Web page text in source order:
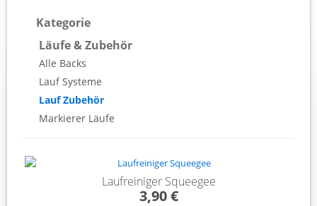
Kategorie
Läufe & Zubehör
Alle Backs
Lauf Systeme
Lauf Zubehör
Markierer Läufe
Laufreiniger Squeegee
3,90 €